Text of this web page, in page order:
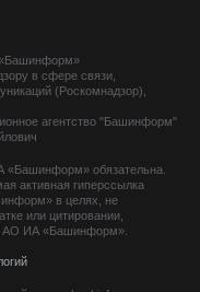
«Башинформ»
в сфере связи,
(Роскомнадзор),
агентство "Башинформ"
«Башинформ» обязательна.
активная гиперссылка
в целях, не
или цитировании,
АО ИА «Башинформ».